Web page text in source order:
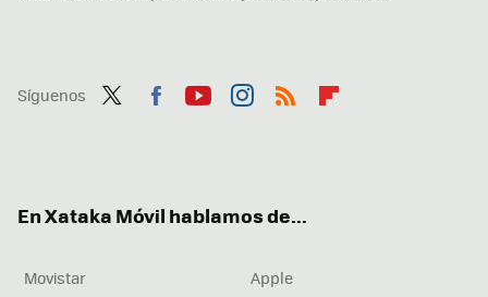
Síguenos
En Xataka Móvil hablamos de...
Movistar
Apple